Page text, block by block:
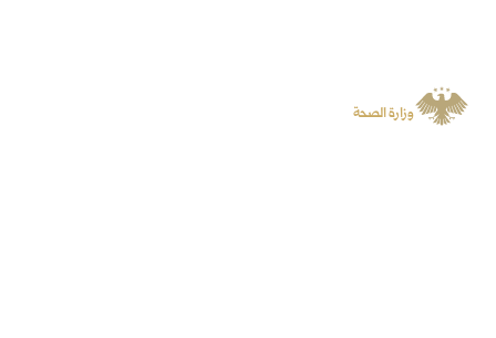
وزارة الصحة